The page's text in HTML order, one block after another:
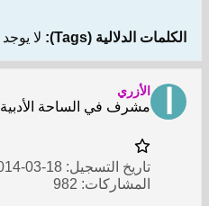
الكلمات الدلالية (Tags): لا يوجد
الأزري
مشرف في الساحة الأدبية
تاريخ التسجيل: 18-03-2014
المشاركات: 982